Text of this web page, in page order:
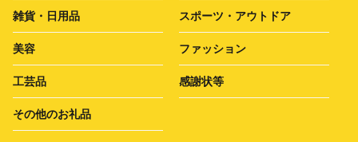
雑貨・日用品 スポーツ・アウトドア
美容 ファッション
工芸品 感謝状等
その他のお礼品